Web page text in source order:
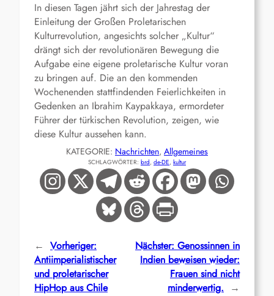
In diesen Tagen jährt sich der Jahrestag der
Einleitung der Großen Proletarischen
Kulturrevolution, angesichts solcher „Kultur“
drängt sich der revolutionären Bewegung die
Aufgabe eine eigene proletarische Kultur voran
zu bringen auf. Die an den kommenden
Wochenenden stattfindenden Feierlichkeiten in
Gedenken an Ibrahim Kaypakkaya, ermordeter
Führer der türkischen Revolution, zeigen, wie
diese Kultur aussehen kann.
KATEGORIE: Nachrichten, Allgemeines
SCHLAGWÖRTER: brd, de-DE, kultur
← Vorheriger:
Antiimperialistischer
und proletarischer
HipHop aus Chile
Nächster: Genossinnen in
Indien beweisen wieder:
Frauen sind nicht
minderwertig.
→